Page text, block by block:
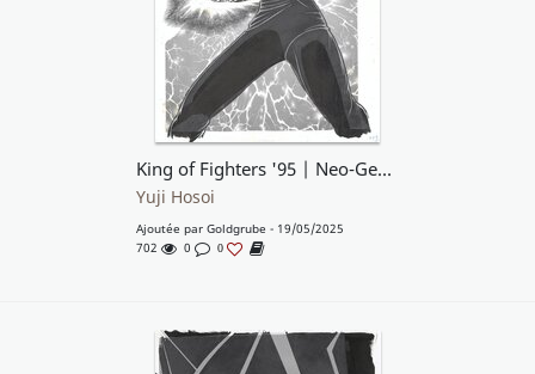
King of Fighters '95 | Neo-Geo | Cover #2 | Kyo Kusanagi | Fatal Fury & S.N.K.
Yuji Hosoi
Ajoutée par Goldgrube - 19/05/2025
702
0 0